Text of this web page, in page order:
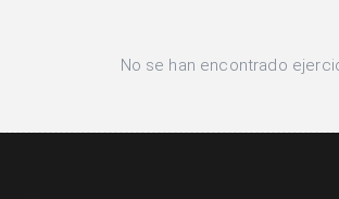
No se han encontrado